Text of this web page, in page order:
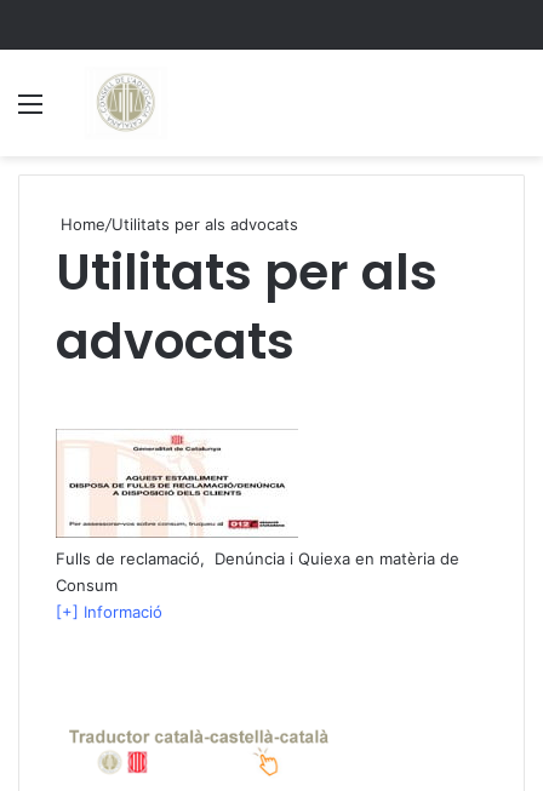
Home/Utilitats per als advocats
Utilitats per als
advocats
Fulls de reclamació, Denúncia i Quiexa en matèria de
Consum
[+] Informació